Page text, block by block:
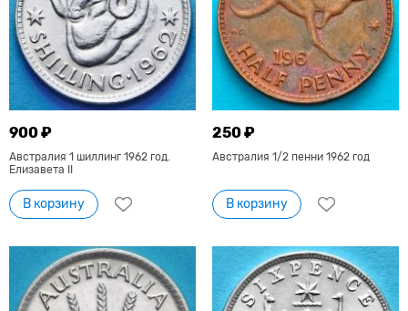
900 ₽
Австралия 1 шиллинг 1962 год.
Елизавета II
В корзину
250 ₽
Австралия 1/2 пенни 1962 год
В корзину